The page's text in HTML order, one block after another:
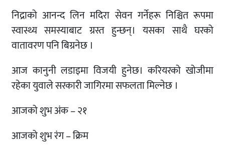
निद्राको आनन्द लिन मदिरा सेवन गर्नेहरू निश्चित रूपमा
स्वास्थ्य समस्याबाट ग्रस्त हुन्छन्। यसका साथै घरको
वातावरण पनि बिग्रनेछ ।
आज कानुनी लडाइमा विजयी हुनेछ। करियरको खोजीमा
रहेका युवाले सरकारी जागिरमा सफलता मिल्नेछ ।
आजको शुभ अंक – २१
आजको शुभ रंग – क्रिम